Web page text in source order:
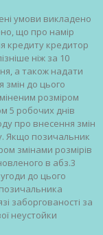
умови викладено
що про намір
кредиту кредитор
ніж за 10
а також надати
змін до цього
розміром
5 робочих днів
про внесення змін
Якщо позичальник
змінами розмірів
в абз.3
до цього
заборгованості за
неустойки